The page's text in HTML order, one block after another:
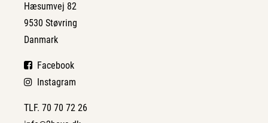
Hæsumvej 82
9530 Støvring
Danmark
Facebook
Instagram
TLF. 70 70 72 26